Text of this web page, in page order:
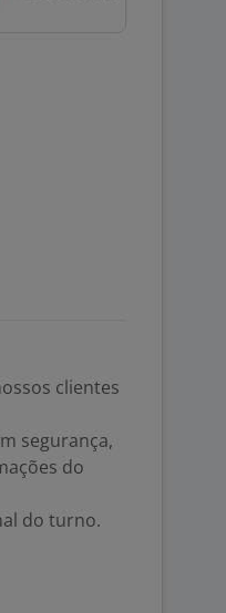
clientes
segurança,
do
do turno.